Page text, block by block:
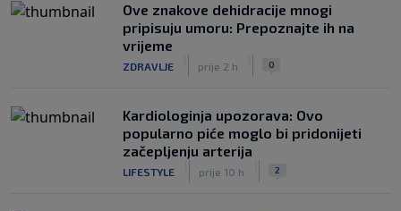
Ove znakove dehidracije mnogi
pripisuju umoru: Prepoznajte ih na
vrijeme
ZDRAVLJE prije 2 h 0
Kardiologinja upozorava: Ovo
popularno piće moglo bi pridonijeti
začepljenju arterija
LIFESTYLE prije 10 h 2